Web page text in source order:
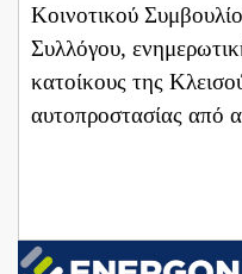
Κοινοτικού
Συλλόγου,
κατοίκους της
αυτοπροστασίας από